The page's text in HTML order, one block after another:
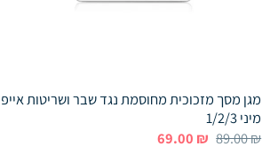
מגן מסך מזכוכית מחוסמת נגד שבר ושריטות
מיני 1/2/3
89.00₪ המחיר69.00 ₪ המחיר